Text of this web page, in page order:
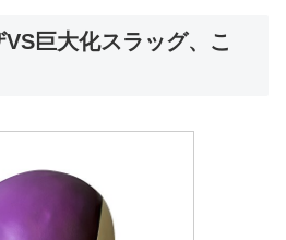
巨大化スラッグ、こ